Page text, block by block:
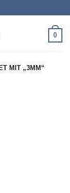
0
MIT „3MM“